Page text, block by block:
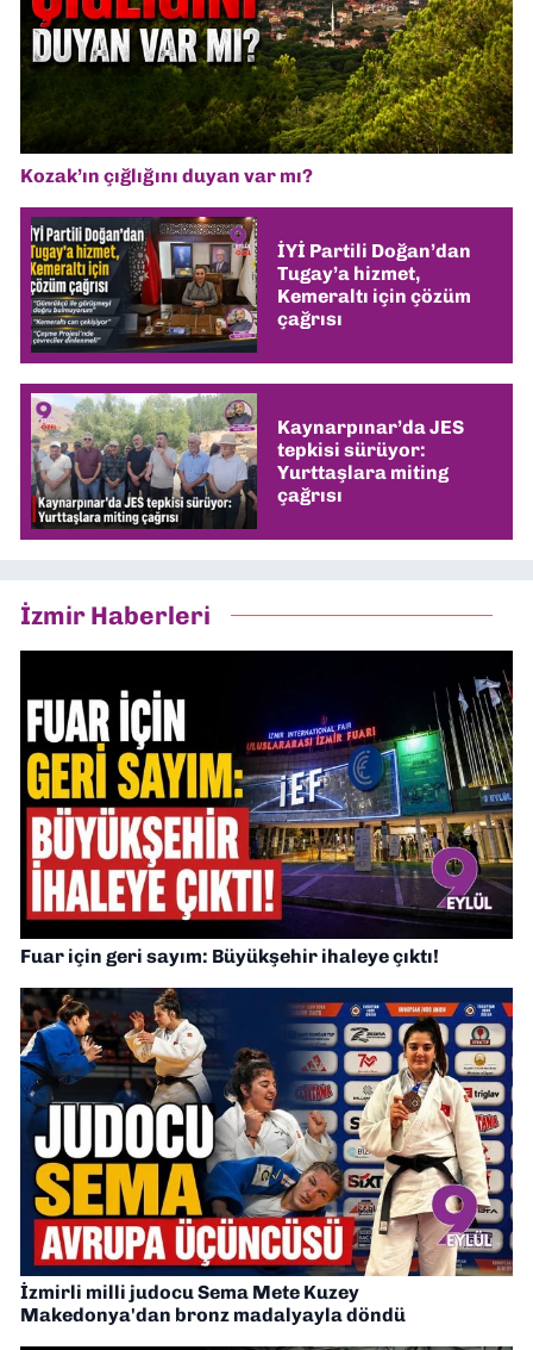
Kozak’ın çığlığını duyan var mı?
İYİ Partili Doğan’dan
Tugay’a hizmet,
Kemeraltı için çözüm
çağrısı
Kaynarpınar’da JES
tepkisi sürüyor:
Yurttaşlara miting
çağrısı
İzmir Haberleri
Fuar için geri sayım: Büyükşehir ihaleye çıktı!
İzmirli milli judocu Sema Mete Kuzey
Makedonya'dan bronz madalyayla döndü